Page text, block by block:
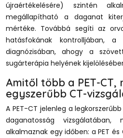
újraértékelésére) szintén
megállapítható a daganat
mértéke. Továbbá segíti az
hatásfokának kontrolljában, a
diagnózisában, ahogy a
sugárterápia helyének
Amitől több a PET-CT,
egyszerűbb CT-
A PET-CT jelenleg a
daganatosság
alkalmaznak egy időben: a PET